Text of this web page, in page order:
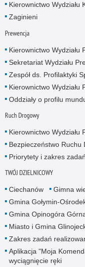
Kierownictwo Wydziału
Zaginieni
Prewencja
Kierownictwo Wydziału
Sekretariat Wydziału
Zespół ds. Profilaktyki
Kierownictwo Wydziału
Oddziały o profilu
Ruch Drogowy
Kierownictwo Wydziału
Bezpieczeństwo Ruchu
Priorytety i zakres
TWÓJ DZIELNICOWY
Ciechanów
Gimna
Gmina Gołymin-
Gmina Opinogóra
Miasto i Gmina
Zakres zadań
Aplikacja "Moja
wyciągnięcie ręki